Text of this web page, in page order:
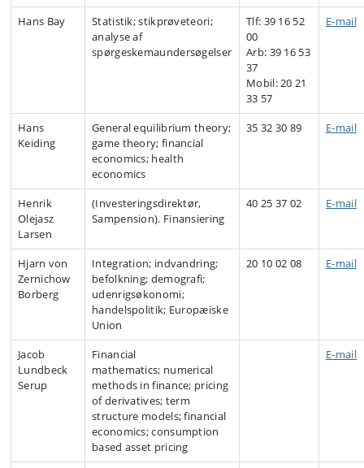
Hans Bay
Statistik; stikprøveteori;
analyse af
spørgeskemaundersøgelser
Tlf: 39 16 52
00
Arb: 39 16 53
37
Mobil: 20 21
33 57
E-mail
Hans
Keiding
General equilibrium theory;
game theory; financial
economics; health
economics
35 32 30 89 E-mail
Henrik
Olejasz
Larsen
(Investeringsdirektør,
Sampension). Finansiering
40 25 37 02 E-mail
Hjarn von
Zernichow
Borberg
Integration; indvandring;
befolkning; demografi;
udenrigsøkonomi;
handelspolitik; Europæiske
Union
20 10 02 08 E-mail
Jacob
Lundbeck
Serup
Financial
mathematics; numerical
methods in finance; pricing
of derivatives; term
structure models; financial
economics; consumption
based asset pricing
E-mail